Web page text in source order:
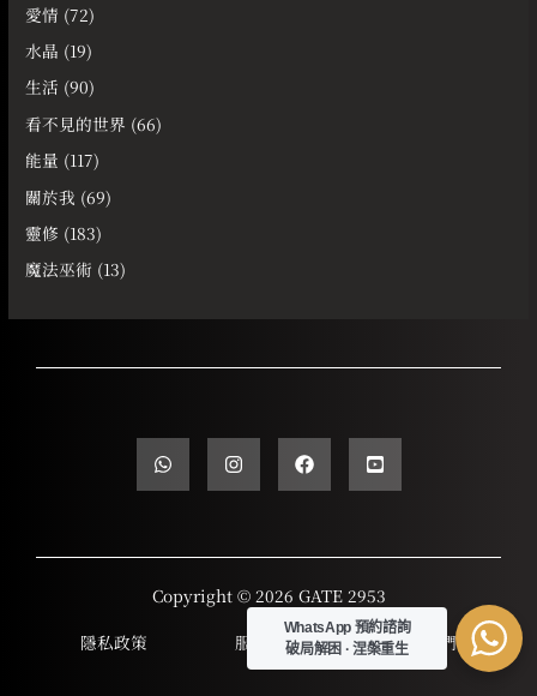
愛情 (72)
水晶 (19)
生活 (90)
看不見的世界 (66)
能量 (117)
關於我 (69)
靈修 (183)
魔法巫術 (13)
Copyright © 2026 GATE 2953
隱私政策
服務條款 聯繫我們
WhatsApp 預約諮詢
破局解困 · 涅槃重生